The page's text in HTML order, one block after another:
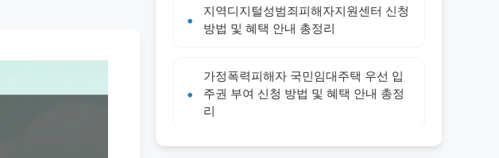
지역디지털성범죄피해자지원센터 신청
방법 및 혜택 안내 총정리
가정폭력피해자 국민임대주택 우선 입
주권 부여 신청 방법 및 혜택 안내 총정
리